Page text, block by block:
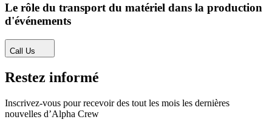
Le rôle du transport du matériel dans la production
d'événements
Call Us
Restez informé
Inscrivez-vous pour recevoir des tout les mois les dernières
nouvelles d’Alpha Crew